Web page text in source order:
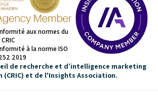
aux normes du
CRIC
à la norme ISO
2019
de recherche et d’intelligence marketing
(CRIC) et de l'Insights Association.